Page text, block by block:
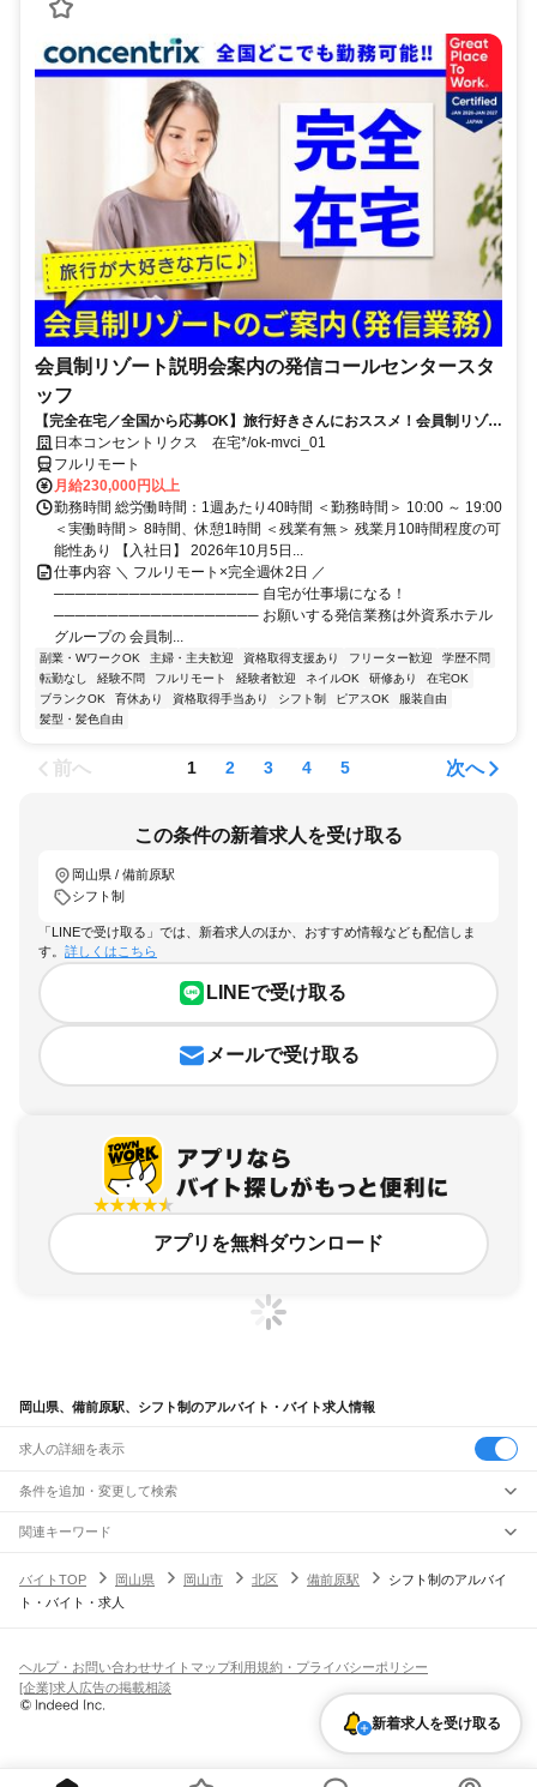
会員制リゾート説明会案内の発信コールセンタースタ
ッフ
【完全在宅／全国から応募OK】旅行好きさんにおススメ！会員制リゾー
トのご案内×テレワーク・リモートワーク◎月収34万円以上も可能！
日本コンセントリクス 在宅*/ok-mvci_01
フルリモート
月給230,000円以上
勤務時間 総労働時間：1週あたり40時間 ＜勤務時間＞ 10:00 ～ 19:00
＜実働時間＞ 8時間、休憩1時間 ＜残業有無＞ 残業月10時間程度の可
能性あり 【入社日】 2026年10月5日...
仕事内容 ＼ フルリモート×完全週休2日 ／
─────────────────── 自宅が仕事場になる！
─────────────────── お願いする発信業務は外資系ホテル
グループの 会員制...
副業・WワークOK 主婦・主夫歓迎 資格取得支援あり フリーター歓迎
学歴不問
転勤なし
経験不問 フルリモート 経験者歓迎 ネイルOK 研修あり
在宅OK
ブランクOK
育休あり 資格取得手当あり シフト制 ピアスOK
服装自由
髪型・髪色自由
前へ 1 2 3 4 5 次へ
この条件の新着求人を受け取る
岡山県 / 備前原駅
シフト制
「LINEで受け取る」では、新着求人のほか、おすすめ情報なども配信しま
す。 詳しくはこちら
LINEで受け取る
メールで受け取る
アプリを無料ダウンロード
岡山県、備前原駅、シフト制のアルバイト・バイト求人情報
求人の詳細を表示
条件を追加・変更して検索
市区町村を追加・変更
岡山県すべて
岡山市 すべて
真庭市美作市浅口市和気郡都窪郡浅口郡小田郡真庭郡苫田郡勝田郡
久米郡加賀郡
駅を追加・変更
JR山陽本線(岡山～三原)
岡山駅北長瀬駅庭瀬駅中庄駅 新倉敷駅金光駅鴨方駅里庄駅笠岡駅
香登駅
職種を追加・変更
飲食・フードサービスすべて
ホールスタッフキッチンスタッフ
パン屋（ベーカリー）
バー（BAR）・バーテンダー
飲食店（店長・マネージャー）
営業テレフォンアポインター（テレアポ） ルートセールス
人気
日払いOK高校生歓迎 髪型・髪色自由
留学生・外国人活躍中
雇用形態を追加・変更
関連キーワード
バイトTOP
岡山県 岡山市 北区 備前原駅
シフト制のアルバイ
ト・バイト・求人
新着求人を受け取る
ヘルプ・お問い合わせサイトマップ利用規約・プライバシーポリシー
[企業]求人広告の掲載相談